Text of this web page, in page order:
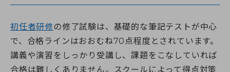
初任者研修の修了試験は、基礎的な筆記テストが中心
で、合格ラインはおおむね70点程度とされています。
講義や演習をしっかり受講し、課題をこなしていれば
合格は難しくありません。スクールによって得点対策